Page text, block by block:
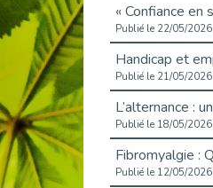
Publié le 22/05/2026
Publié le 21/05/2026
Publié le 18/05/2026
Publié le 12/05/2026